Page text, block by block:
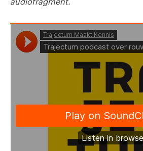
audiofragment.